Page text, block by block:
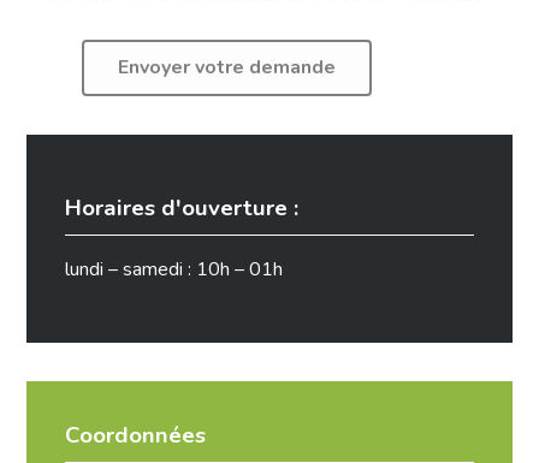
Horaires d'ouverture :
lundi – samedi : 10h – 01h
Coordonnées